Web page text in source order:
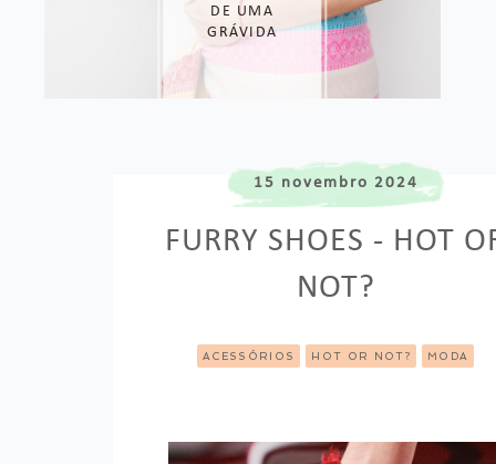
DE UMA
GRÁVIDA
15 novembro 2024
FURRY SHOES - HOT
NOT?
ACESSÓRIOS HOT OR NOT? MODA